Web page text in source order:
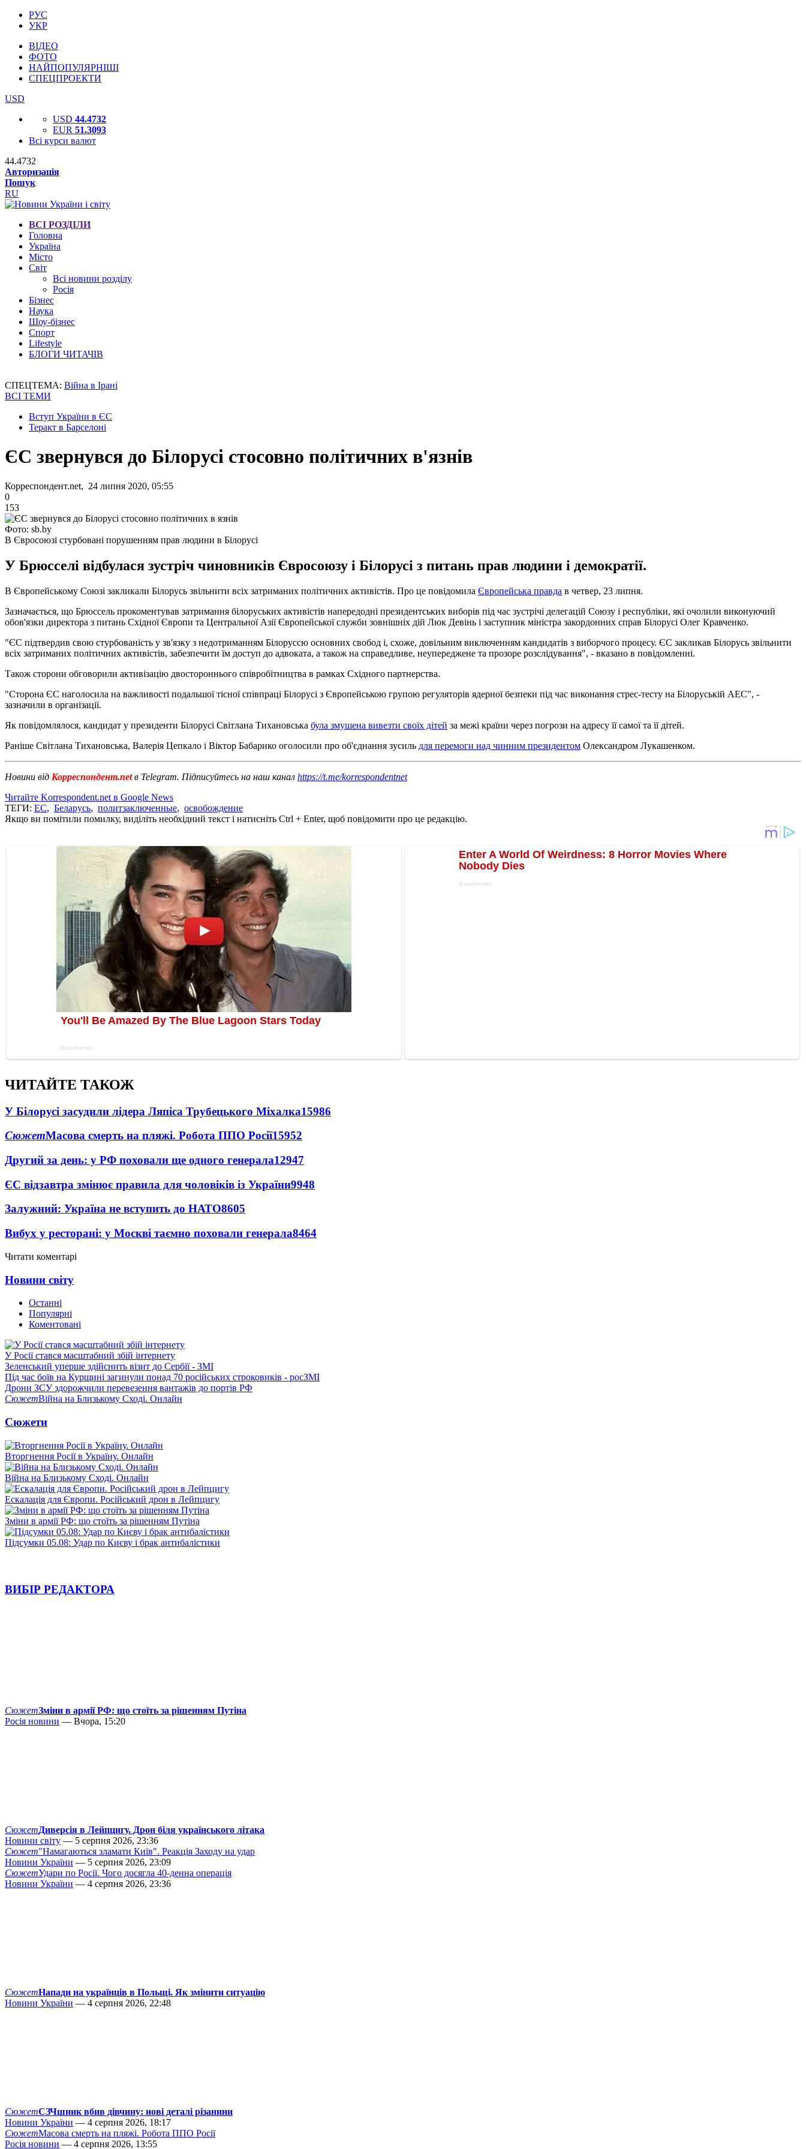
РУС
УКР
ВІДЕО
ФОТО
НАЙПОПУЛЯРНІШІ
СПЕЦПРОЕКТИ
USD
USD 44.4732
EUR 51.3093
Всі курси валют
44.4732
Авторизація
Пошук
RU
ВСІ РОЗДІЛИ
Головна
Україна
Місто
Світ
Всі новини розділу
Росія
Бізнес
Наука
Шоу-бізнес
Спорт
Lifestyle
БЛОГИ ЧИТАЧІВ
СПЕЦТЕМА: Війна в Ірані
ВСІ ТЕМИ
Вступ України в ЄС
Теракт в Барселоні
ЄС звернувся до Білорусі стосовно політичних в'язнів
Корреспондент.net, 24 липня 2020, 05:55
0
153
Фото: sb.by
В Євросоюзі стурбовані порушенням прав людини в Білорусі
У Брюсселі відбулася зустріч чиновників Євросоюзу і Білорусі з питань прав людини і демократії.
В Європейському Союзі закликали Білорусь звільнити всіх затриманих політичних активістів. Про це повідомила Європейська правда в четвер, 23 липня.
Зазначається, що Брюссель прокоментував затримання білоруських активістів напередодні президентських виборів під час зустрічі делегацій Союзу і республіки, які очолили виконуючий
обов'язки директора з питань Східної Європи та Центральної Азії Європейської служби зовнішніх дій Люк Девінь і заступник міністра закордонних справ Білорусі Олег Кравченко.
"ЄС підтвердив свою стурбованість у зв'язку з недотриманням Білоруссю основних свобод і, схоже, довільним виключенням кандидатів з виборчого процесу. ЄС закликав Білорусь звільнити
всіх затриманих політичних активістів, забезпечити їм доступ до адвоката, а також на справедливе, неупереджене та прозоре розслідування", - вказано в повідомленні.
Також сторони обговорили активізацію двостороннього співробітництва в рамках Східного партнерства.
"Сторона ЄС наголосила на важливості подальшої тісної співпраці Білорусі з Європейською групою регуляторів ядерної безпеки під час виконання стрес-тесту на Білоруській АЕС", -
зазначили в організації.
Як повідомлялося, кандидат у президенти Білорусі Світлана Тихановська була змушена вивезти своїх дітей за межі країни через погрози на адресу її самої та її дітей.
Раніше Світлана Тихановська, Валерія Цепкало і Віктор Бабарико оголосили про об'єднання зусиль для перемоги над чинним президентом Олександром Лукашенком.
Новини від Корреспондент.netв Telegram. Підписуйтесь на наш канал https://t.me/korrespondentnet
Читайте Korrespondent.net в Google News
ТЕГИ: ЕС, Беларусь, политзаключенные, освобождение
Якщо ви помітили помилку, виділіть необхідний текст і натисніть Ctrl + Enter, щоб повідомити про це редакцію.
ЧИТАЙТЕ ТАКОЖ
У Білорусі засудили лідера Ляпіса Трубецького Міхалка15986
СюжетМасова смерть на пляжі. Робота ППО Росії15952
Другий за день: у РФ поховали ще одного генерала12947
ЄС відзавтра змінює правила для чоловіків із України9948
Залужний: Україна не вступить до НАТО8605
Вибух у ресторані: у Москві таємно поховали генерала8464
Читати коментарі
Новини світу
Останні
Популярні
Коментовані
У Росії стався масштабний збій інтернету
Зеленський уперше здійснить візит до Сербії - ЗМІ
Під час боїв на Курщині загинули понад 70 російських строковиків - росЗМІ
Дрони ЗСУ здорожчили перевезення вантажів до портів РФ
СюжетВійна на Близькому Сході. Онлайн
Сюжети
Вторгнення Росії в Україну. Онлайн
Війна на Близькому Сході. Онлайн
Ескалація для Європи. Російський дрон в Лейпцигу
Зміни в армії РФ: що стоїть за рішенням Путіна
Підсумки 05.08: Удар по Києву і брак антибалістики
ВИБІР РЕДАКТОРА
СюжетЗміни в армії РФ: що стоїть за рішенням Путіна
Росія новини — Вчора, 15:20
СюжетДиверсія в Лейпцигу. Дрон біля українського літака
Новини світу — 5 серпня 2026, 23:36
Сюжет"Намагаються зламати Київ". Реакція Заходу на удар
Новини України — 5 серпня 2026, 23:09
СюжетУдари по Росії. Чого досягла 40-денна операція
Новини України — 4 серпня 2026, 23:36
СюжетНапади на українців в Польщі. Як змінити ситуацію
Новини України — 4 серпня 2026, 22:48
СюжетСЗЧшник вбив дівчину: нові деталі різанини
Новини України — 4 серпня 2026, 18:17
СюжетМасова смерть на пляжі. Робота ППО Росії
Росія новини — 4 серпня 2026, 13:55